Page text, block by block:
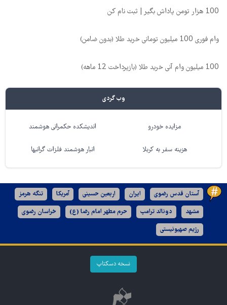
100 هزار تومن پاداش بگیر | ثبت نام کن
وام فوری 100 میلیون تومانی خرید طلا (بدون ضامن)
100 میلیون وام آنی خرید طلا (بازپرداخت 12 ماهه)
وب گردی
مزایده خودرو اندیشکده حکمرانی هوشمند
هزینه سفر به کربلا انبار هوشمند فلزات گرانبها
آستان قدس رضوی ایران اربعین حسینی آمریکا تنگه هرمز
مشهد دونالد ترامپ حرم مطهر امام رضا (ع) خراسان رضوی
رژیم صهیونیستی
نسخه دسکتاپ